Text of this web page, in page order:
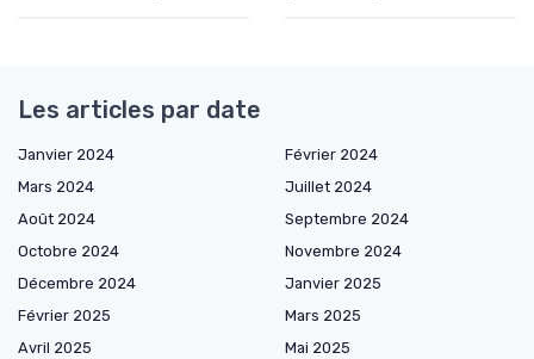
Les articles par date
Janvier 2024
Février 2024
Mars 2024
Juillet 2024
Août 2024
Septembre 2024
Octobre 2024
Novembre 2024
Décembre 2024
Janvier 2025
Février 2025
Mars 2025
Avril 2025
Mai 2025